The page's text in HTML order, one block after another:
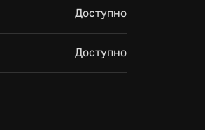
Доступно
Доступно